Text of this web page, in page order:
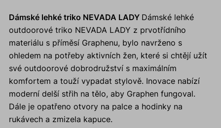
Dámské lehké triko NEVADA LADY Dámské lehké
outdoorové triko NEVADA LADY z prvotřídního
materiálu s příměsí Graphenu, bylo navrženo s
ohledem na potřeby aktivních žen, které si chtějí užít
své outdoorové dobrodružství s maximálním
komfortem a touží vypadat stylově. Inovace nabízí
moderní delší střih na tělo, aby Graphen fungoval.
Dále je opatřeno otvory na palce a hodinky na
rukávech a zmizela kapuce.